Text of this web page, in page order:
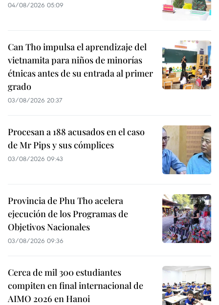
04/08/2026 05:09
Can Tho impulsa el aprendizaje del
vietnamita para niños de minorías
étnicas antes de su entrada al primer
grado
03/08/2026 20:37
Procesan a 188 acusados en el caso
de Mr Pips y sus cómplices
03/08/2026 09:43
Provincia de Phu Tho acelera
ejecución de los Programas de
Objetivos Nacionales
03/08/2026 09:36
Cerca de mil 300 estudiantes
compiten en final internacional de
AIMO 2026 en Hanoi